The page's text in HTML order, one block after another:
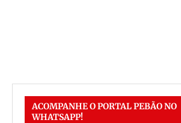
ACOMPANHE O PORTAL PEBÃO NO
WHATSAPP!